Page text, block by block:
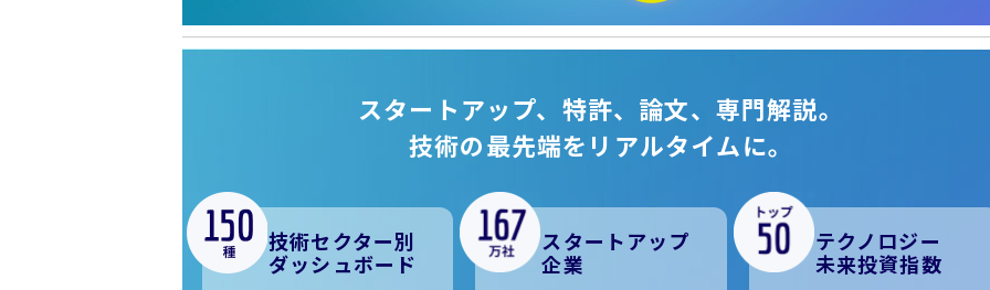
スタートアップ、特許、論文、専門解説。
技術の最先端をリアルタイムに。
技術セクター別
ダッシュボード
スタートアップ
企業
テクノロジー
未来投資指数